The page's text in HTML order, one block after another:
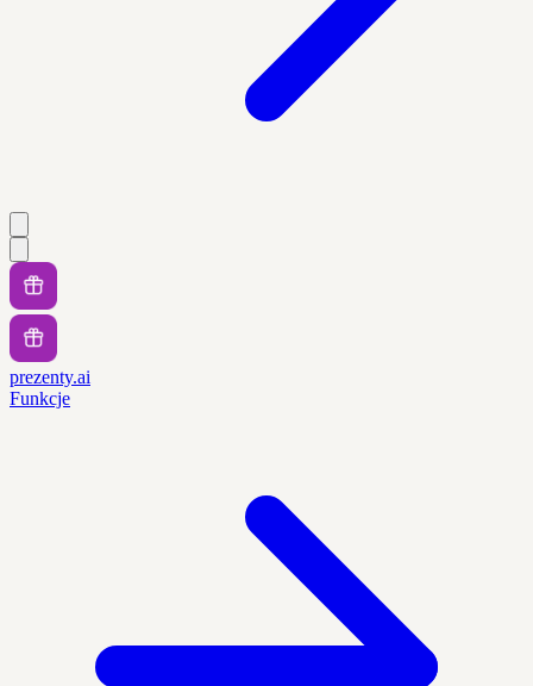
prezenty.ai
Funkcje